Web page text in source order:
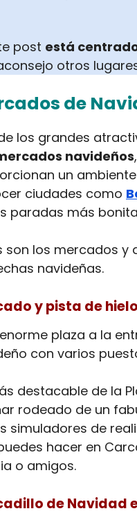
post está
otros
de
los grandes
navideños
un
ciudades como
paradas más
son los mercados
navideñas.
y pista de
plaza a la
con varios
destacable de la
rodeado de un
simuladores de
hacer en
o amigos.
de Navidad